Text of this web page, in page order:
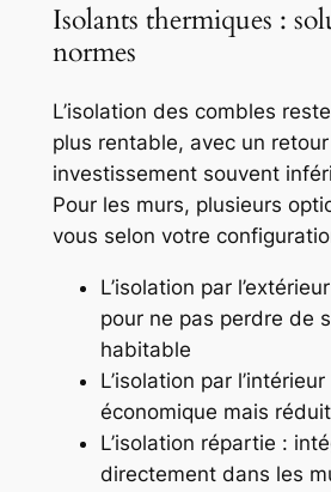
Isolants thermiques :
normes
L’isolation des combles
plus rentable, avec un
investissement souvent
Pour les murs, plusieurs
vous selon votre
L’isolation par
pour ne pas perdre de
habitable
L’isolation par
économique mais
L’isolation répartie :
directement dans les